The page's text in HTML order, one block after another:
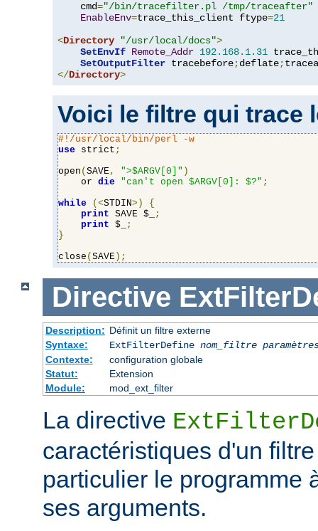
    cmd
="/bin/tracefilter.pl /tmp/traceafter"
EnableEnv=trace_this_client ftype=21
<Directory "/usr/local/docs">
SetEnvIf Remote_Addr 192.168. 1.31
SetOutputFilter tracebefore;deflate;
</Directory>
Voici le filtre qui trace
#!/usr/local/bin/perl -w
use strict ;
open ( SAVE, ">$ARGV[0]" )
    or
die "can't open $ARGV[0]: $?" ;
while
(<STDIN>)
{
print SAVE $_
;
print $_
;
}
close ( SAVE );
Directive
Description: Définit un filtre externe
Syntaxe:
ExtFilterDefine nom_filtre
Contexte:
configuration globale
Statut:
Extension
Module:
mod_ext_filter
La directive
caractéristiques d'un
particulier le programme
ses arguments.